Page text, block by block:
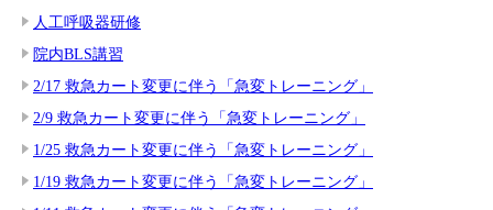
人工呼吸器研修
院内BLS講習
2/17 救急カート変更に伴う「急変トレーニング」
2/9 救急カート変更に伴う「急変トレーニング」
1/25 救急カート変更に伴う「急変トレーニング」
1/19 救急カート変更に伴う「急変トレーニング」